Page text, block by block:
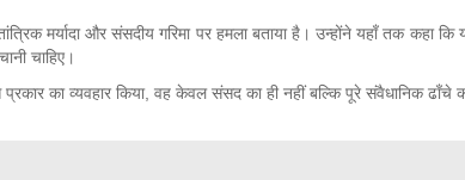
मर्यादा और संसदीय गरिमा पर हमला बताया है। उन्होंने यहाँ तक कहा कि
चाहिए।
का व्यवहार किया, वह केवल संसद का ही नहीं बल्कि पूरे संवैधानिक ढाँचे